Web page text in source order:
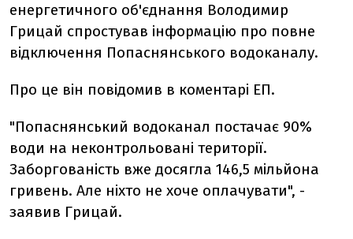
енергетичного об'єднання Володимир
Грицай спростував інформацію про повне
відключення Попаснянського водоканалу.
Про це він повідомив в коментарі ЕП.
"Попаснянський водоканал постачає 90%
води на неконтрольовані території.
Заборгованість вже досягла 146,5 мільйона
гривень. Але ніхто не хоче оплачувати", -
заявив Грицай.